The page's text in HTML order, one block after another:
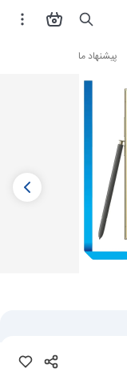
پیشنهاد ما